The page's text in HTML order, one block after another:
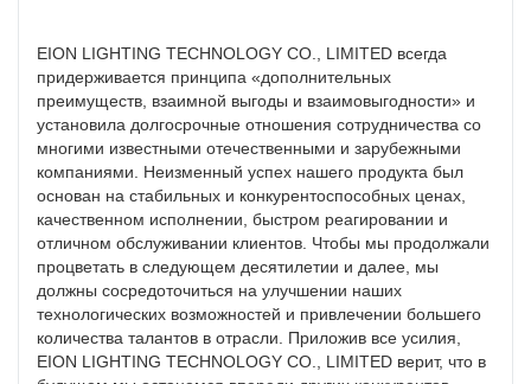
EION LIGHTING TECHNOLOGY CO., LIMITED всегда
придерживается принципа «дополнительных
преимуществ, взаимной выгоды и взаимовыгодности» и
установила долгосрочные отношения сотрудничества со
многими известными отечественными и зарубежными
компаниями. Неизменный успех нашего продукта был
основан на стабильных и конкурентоспособных ценах,
качественном исполнении, быстром реагировании и
отличном обслуживании клиентов. Чтобы мы продолжали
процветать в следующем десятилетии и далее, мы
должны сосредоточиться на улучшении наших
технологических возможностей и привлечении большего
количества талантов в отрасли. Приложив все усилия,
EION LIGHTING TECHNOLOGY CO., LIMITED верит, что в